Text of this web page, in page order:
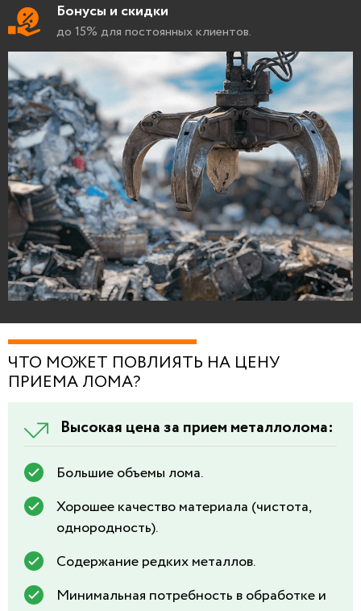
Бонусы и скидки
до 15% для постоянных клиентов.
ЧТО МОЖЕТ ПОВЛИЯТЬ НА ЦЕНУ
ПРИЕМА ЛОМА?
Высокая цена за прием металлолома:
Большие объемы лома.
Хорошее качество материала (чистота,
однородность).
Содержание редких металлов.
Минимальная потребность в обработке и